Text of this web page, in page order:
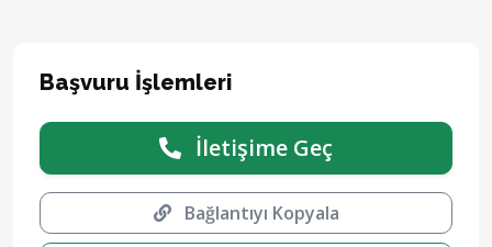
Başvuru İşlemleri
İletişime Geç
Bağlantıyı Kopyala